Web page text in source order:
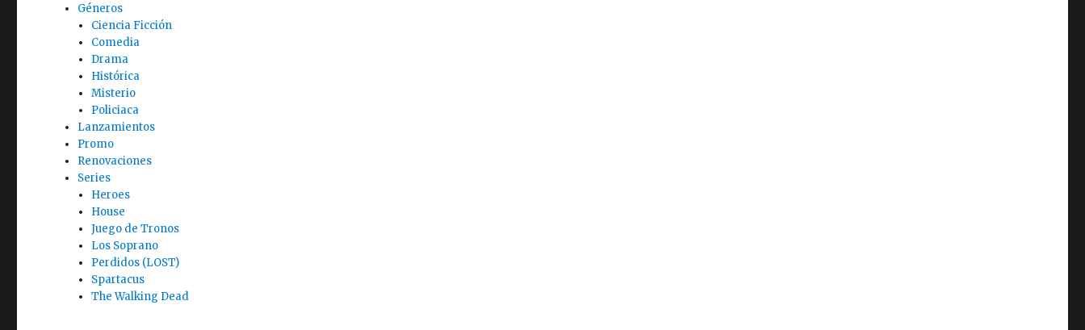
Géneros
Ciencia Ficción
Comedia
Drama
Histórica
Misterio
Policiaca
Lanzamientos
Promo
Renovaciones
Series
Heroes
House
Juego de Tronos
Los Soprano
Perdidos (LOST)
Spartacus
The Walking Dead